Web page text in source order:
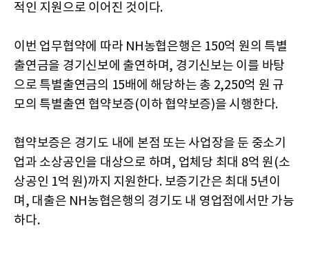
적인 지원으로 이어진 것이다.
이번 업무협약에 따라 NH농협은행은 150억 원의 특별
출연금을 경기신보에 출연하며, 경기신보는 이를 바탕
으로 특별출연금의 15배에 해당하는 총 2,250억 원 규
모의 특별출연 협약보증(이하 협약보증)을 시행한다.
협약보증은 경기도 내에 본점 또는 사업장을 둔 중소기
업과 소상공인을 대상으로 하며, 업체당 최대 8억 원(소
상공인 1억 원)까지 지원한다. 보증기간은 최대 5년이
며, 대출은 NH농협은행의 경기도 내 영업점에서만 가능
하다.